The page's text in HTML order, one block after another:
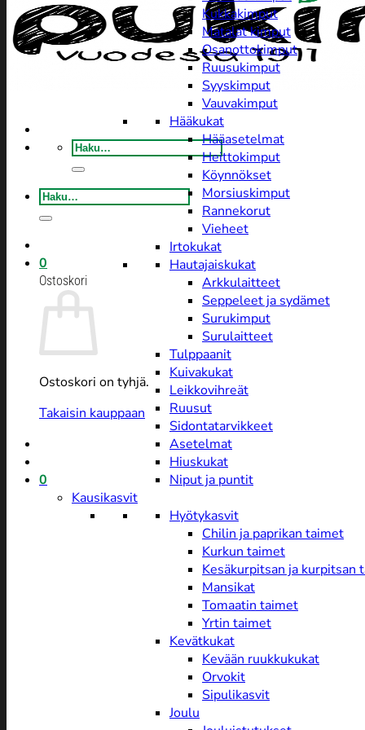
Etsi:
Etsi:
0
Ostoskori
Ostoskori on tyhjä.
Takaisin kauppaan
0
Kukkakimput
Matalat kimput
Osanottokimput
Ruusukimput
Syyskimput
Vauvakimput
Hääkukat
Hääasetelmat
Heittokimput
Köynnökset
Morsiuskimput
Rannekorut
Vieheet
Irtokukat
Hautajaiskukat
Arkkulaitteet
Seppeleet ja sydämet
Surukimput
Surulaitteet
Tulppaanit
Kuivakukat
Leikkovihreät
Ruusut
Sidontatarvikkeet
Asetelmat
Hiuskukat
Niput ja puntit
Kausikasvit
Hyötykasvit
Chilin ja paprikan taimet
Kurkun taimet
Kesäkurpitsan ja kurpitsan
Mansikat
Tomaatin taimet
Yrtin taimet
Kevätkukat
Kevään ruukkukukat
Orvokit
Sipulikasvit
Joulu